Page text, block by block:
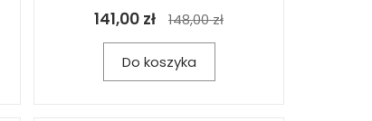
141,00 zł 148,00 zł
Do koszyka